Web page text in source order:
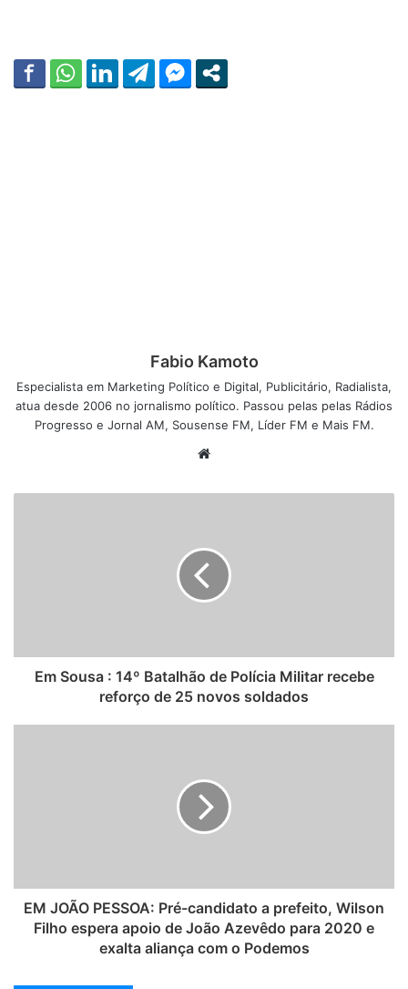
Fabio Kamoto
Especialista em Marketing Político e Digital, Publicitário, Radialista,
atua desde 2006 no jornalismo político. Passou pelas pelas Rádios
Progresso e Jornal AM, Sousense FM, Líder FM e Mais FM.
b
Em Sousa : 14º Batalhão de Polícia Militar recebe
reforço de 25 novos soldados
EM JOÃO PESSOA: Pré-candidato a prefeito, Wilson
Filho espera apoio de João Azevêdo para 2020 e
exalta aliança com o Podemos